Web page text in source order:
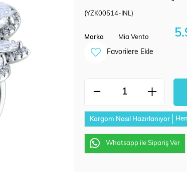
(YZK00514-INL)
Marka Mia Vento
Favorilere Ekle
Kargom Nasıl Hazırlanıyor
Whatsapp ile Sipariş Ver